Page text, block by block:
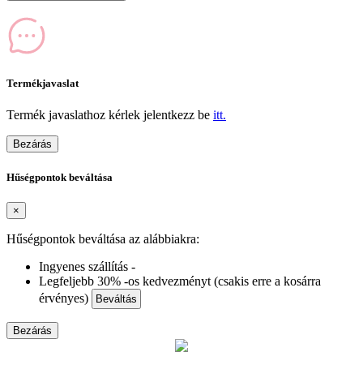
Termékjavaslat
Termék javaslathoz kérlek jelentkezz be itt.
Bezárás
Hűségpontok beváltása
×
Hűségpontok beváltása az alábbiakra:
Ingyenes szállítás -
Legfeljebb 30% -os kedvezményt (csakis erre a kosárra
érvényes)
Beváltás
Bezárás